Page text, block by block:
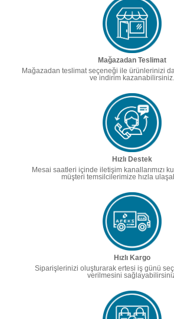
Mağazadan Teslimat
Mağazadan teslimat seçeneği ile ürünlerinizi
ve indirim kazanabilirsiniz.
Hızlı Destek
Mesai saatleri içinde iletişim kanallarımızı
müşteri temsilcilerimize hızla
Hızlı Kargo
Siparişlerinizi oluşturarak ertesi iş günü
verilmesini